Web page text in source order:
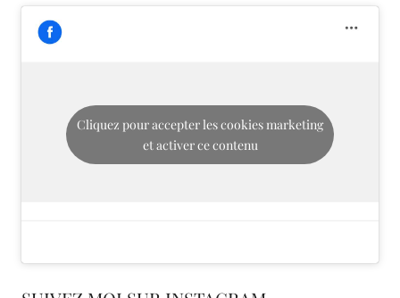
Cliquez pour accepter les cookies marketing
et activer ce contenu